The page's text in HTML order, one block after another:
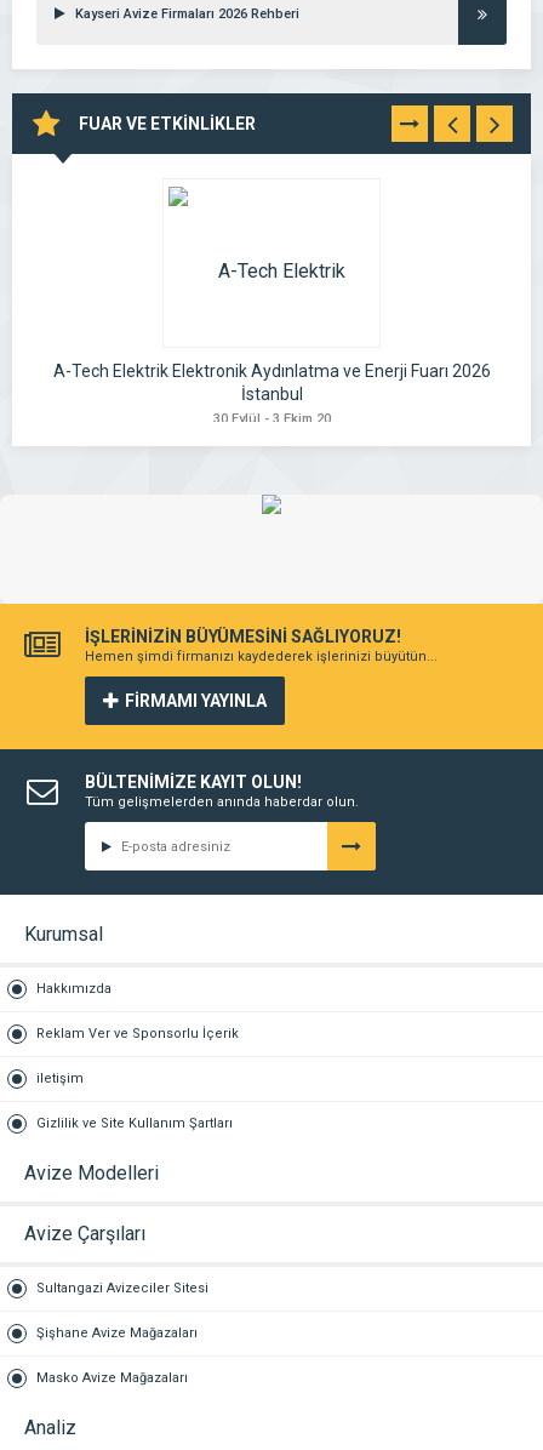
Kayseri Avize Firmaları 2026 Rehberi
FUAR VE ETKİNLİKLER TÜMÜNÜ
GÖR
A-Tech Elektrik Elektronik Aydınlatma ve Enerji Fuarı 2026
İstanbul
30 Eylül - 3 Ekim 20
İŞLERİNİZİN BÜYÜMESİNİ SAĞLIYORUZ!
Hemen şimdi firmanızı kaydederek işlerinizi büyütün...
FİRMAMI YAYINLA
BÜLTENİMİZE KAYIT OLUN!
Tüm gelişmelerden anında haberdar olun.
Kurumsal
Hakkımızda
Reklam Ver ve Sponsorlu İçerik
iletişim
Gizlilik ve Site Kullanım Şartları
Avize Modelleri
Avize Çarşıları
Sultangazi Avizeciler Sitesi
Şişhane Avize Mağazaları
Masko Avize Mağazaları
Analiz